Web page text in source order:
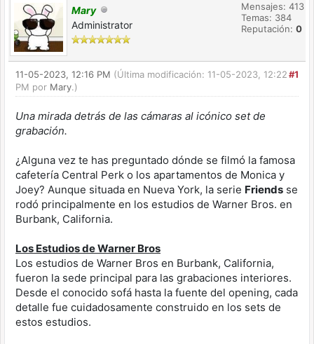
Mary
Administrator
Mensajes: 413
Temas: 384
Reputación: 0
#1
11-05-2023, 12:16 PM (Última modificación: 11-05-2023, 12:22
PM por Mary.)
Una mirada detrás de las cámaras al icónico set de
grabación.
¿Alguna vez te has preguntado dónde se filmó la famosa
cafetería Central Perk o los apartamentos de Monica y
Joey? Aunque situada en Nueva York, la serie Friends se
rodó principalmente en los estudios de Warner Bros. en
Burbank, California.
Los Estudios de Warner Bros
Los estudios de Warner Bros en Burbank, California,
fueron la sede principal para las grabaciones interiores.
Desde el conocido sofá hasta la fuente del opening, cada
detalle fue cuidadosamente construido en los sets de
estos estudios.